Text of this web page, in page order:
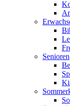
Senioren